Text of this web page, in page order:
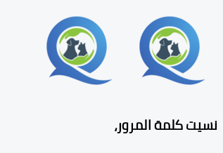
نسيت كلمة المرور،